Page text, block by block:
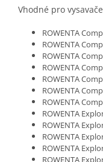
Vhodné pro
ROWENTA
ROWENTA
ROWENTA
ROWENTA
ROWENTA
ROWENTA
ROWENTA
ROWENTA
ROWENTA
ROWENTA
ROWENTA
ROWENTA